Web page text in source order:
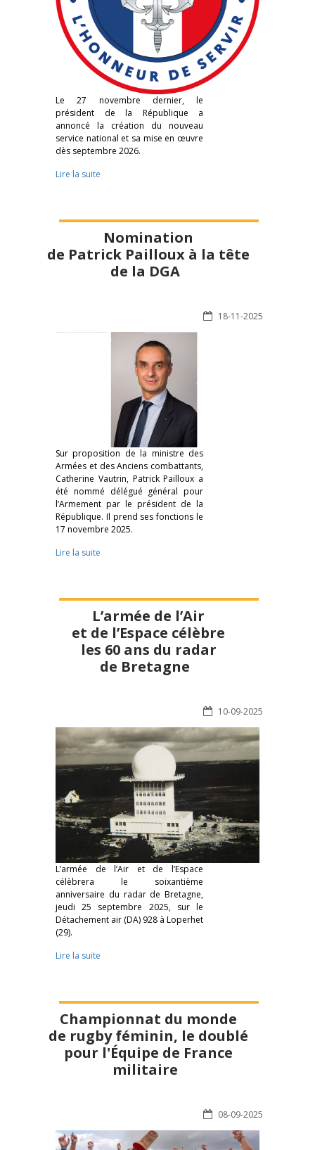
Le 27 novembre dernier, le
président de la République a
annoncé la création du nouveau
service national et sa mise en œuvre
dès septembre 2026.
Lire la suite
Nomination
de Patrick Pailloux à la tête
de la DGA
18-11-2025
Sur proposition de la ministre des
Armées et des Anciens combattants,
Catherine Vautrin, Patrick Pailloux a
été nommé délégué général pour
l’Armement par le président de la
République. Il prend ses fonctions le
17 novembre 2025.
Lire la suite
L’armée de l’Air
et de l’Espace célèbre
les 60 ans du radar
de Bretagne
10-09-2025
L’armée de l’Air et de l’Espace
célèbrera le soixantième
anniversaire du radar de Bretagne,
jeudi 25 septembre 2025, sur le
Détachement air (DA) 928 à Loperhet
(29).
Lire la suite
Championnat du monde
de rugby féminin, le doublé
pour l'Équipe de France
militaire
08-09-2025